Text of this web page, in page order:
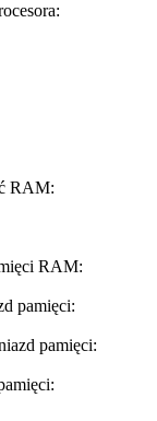
RAM:
RAM:
pamięci:
pamięci: